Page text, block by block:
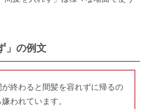
」の例文
が終わると間髪を容れずに帰るの
われています。